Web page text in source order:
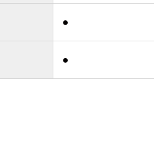
●
●